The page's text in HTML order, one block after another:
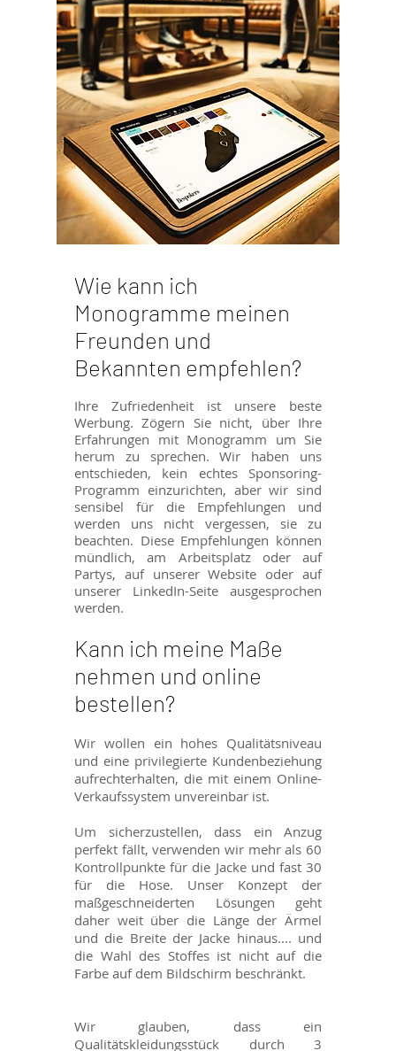
Wie kann ich
Monogramme meinen
Freunden und
Bekannten empfehlen?
Ihre Zufriedenheit ist unsere beste
Werbung. Zögern Sie nicht, über Ihre
Erfahrungen mit Monogramm um Sie
herum zu sprechen. Wir haben uns
entschieden, kein echtes Sponsoring-
Programm einzurichten, aber wir sind
sensibel für die Empfehlungen und
werden uns nicht vergessen, sie zu
beachten. Diese Empfehlungen können
mündlich, am Arbeitsplatz oder auf
Partys, auf unserer Website oder auf
unserer LinkedIn-Seite ausgesprochen
werden.
Kann ich meine Maße
nehmen und online
bestellen?
Wir wollen ein hohes Qualitätsniveau
und eine privilegierte Kundenbeziehung
aufrechterhalten, die mit einem Online-
Verkaufssystem unvereinbar ist.
Um sicherzustellen, dass ein Anzug
perfekt fällt, verwenden wir mehr als 60
Kontrollpunkte für die Jacke und fast 30
für die Hose. Unser Konzept der
maßgeschneiderten Lösungen geht
daher weit über die Länge der Ärmel
und die Breite der Jacke hinaus.... und
die Wahl des Stoffes ist nicht auf die
Farbe auf dem Bildschirm beschränkt.
Wir glauben, dass ein
Qualitätskleidungsstück durch 3